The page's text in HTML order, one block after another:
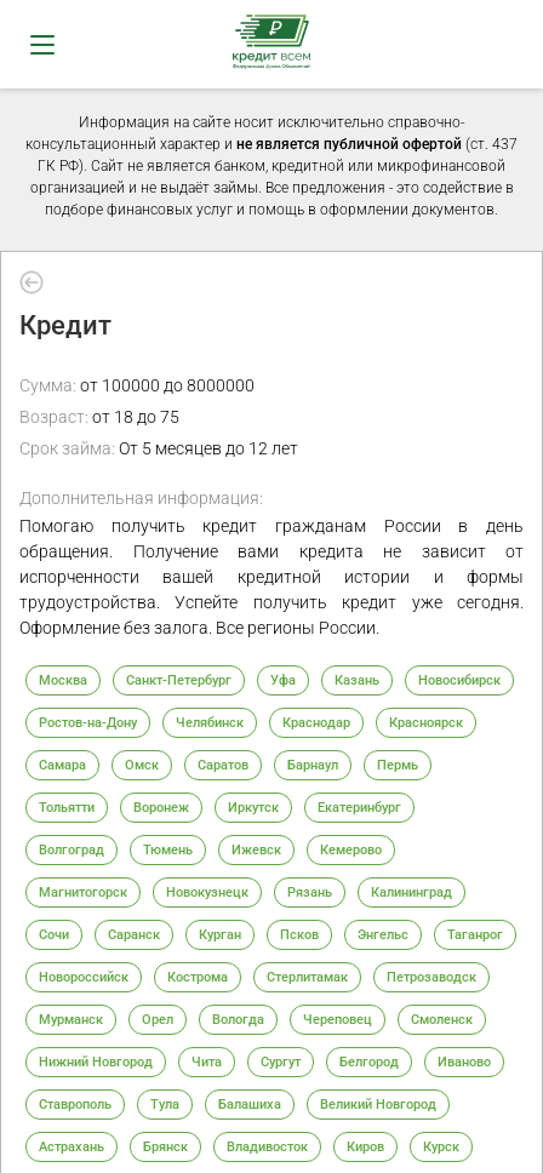
Информация на сайте носит исключительно справочно-
консультационный характер и не является публичной офертой (ст. 437
ГК РФ). Сайт не является банком, кредитной или микрофинансовой
организацией и не выдаёт займы. Все предложения - это содействие в
подборе финансовых услуг и помощь в оформлении документов.
Кредит
Сумма: от 100000 до 8000000
Возраст: от 18 до 75
Срок займа: От 5 месяцев до 12 лет
Дополнительная информация:
Помогаю получить кредит гражданам России в день
обращения. Получение вами кредита не зависит от
испорченности вашей кредитной истории и формы
трудоустройства. Успейте получить кредит уже сегодня.
Оформление без залога. Все регионы России.
Москва Санкт-Петербург Уфа Казань Новосибирск
Ростов-на-Дону Челябинск Краснодар Красноярск
Самара Омск Саратов Барнаул Пермь
Тольятти Воронеж Иркутск Екатеринбург
Волгоград Тюмень Ижевск Кемерово
Магнитогорск Новокузнецк Рязань Калининград
Сочи Саранск Курган Псков Энгельс Таганрог
Новороссийск Кострома Стерлитамак Петрозаводск
Мурманск Орел Вологда Череповец Смоленск
Нижний Новгород Чита Сургут Белгород Иваново
Ставрополь Тула Балашиха Великий Новгород
Астрахань Брянск Владивосток Киров Курск